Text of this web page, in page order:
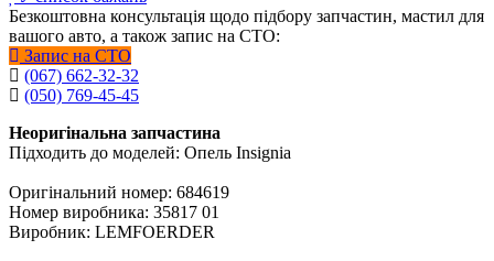
Безкоштовна консультація щодо підбору запчастин, мастил для
вашого авто, а також запис на СТО:
Запис на СТО
(067) 662-32-32
(050) 769-45-45
Неоригінальна запчастина
Підходить до моделей: Опель Insignia
Оригінальний номер: 684619
Номер виробника: 35817 01
Виробник: LEMFOERDER